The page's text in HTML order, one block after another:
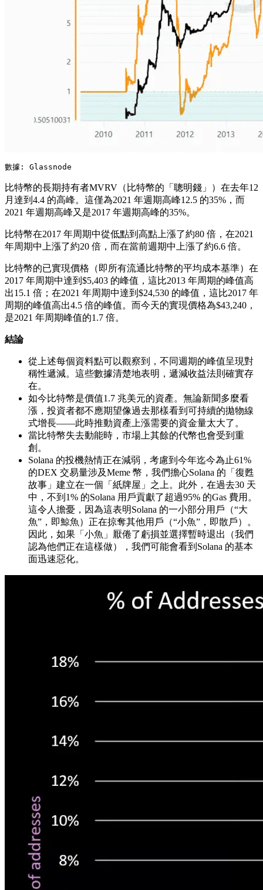
數據: Glassnode
比特幣的長期持有者MVRV（比特幣的「聰明錢」）在去年12
月達到4.4 的高峰。這僅為2021 年週期高峰12.5 的35%，而
2021 年週期高峰又是2017 年週期高峰的35%。
比特幣在2017 年周期中從低點到高點上漲了約80 倍，在2021
年周期中上漲了約20 倍，而在當前週期中上漲了約6.6 倍。
比特幣的已實現價格（即所有流通比特幣的平均成本基準）在
2017 年周期中達到$5,403 的峰值，這比2013 年周期的峰值高
出15.1 倍；在2021 年周期中達到$24,530 的峰值，這比2017 年
周期的峰值高出4.5 倍的峰值。而今天的實現價格為$43,240，
是2021 年周期峰值的1.7 倍。
結論
從上述每個資料點可以觀察到，不同週期的峰值呈現對
稱性遞減。這些數據清楚地表明，遞減收益法則確實存
在。
如今比特幣是價值1.7 兆美元的資產。無論新聞多麼看
漲，投資者都不應期望像過去那樣看到可持續的拋物線
式增長——此時推動資產上漲需要的資金量太大了。
當比特幣失去動能時，市場上其餘的代幣也會受到重
創。
Solana 的投機熱情正在減弱，考慮到今年迄今為止61%
的DEX 交易量涉及Meme 幣，我們擔心Solana 的「復甦
故事」建立在一個「紙牌屋」之上。此外，在過去30 天
中，不到1% 的Solana 用戶貢獻了超過95% 的Gas 費用。
這令人擔憂，因為這表明Solana 的一小部分用戶（“大
魚”，即鯨魚）正在掠奪其他用戶（“小魚”，即散戶）。
因此，如果「小魚」厭倦了虧損並選擇暫時退出（我們
認為他們正在這樣做），我們可能會看到Solana 的基本
面迅速惡化。